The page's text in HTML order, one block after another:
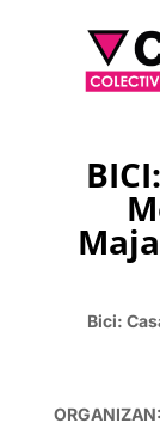
Bici:
ORGANIZAN: